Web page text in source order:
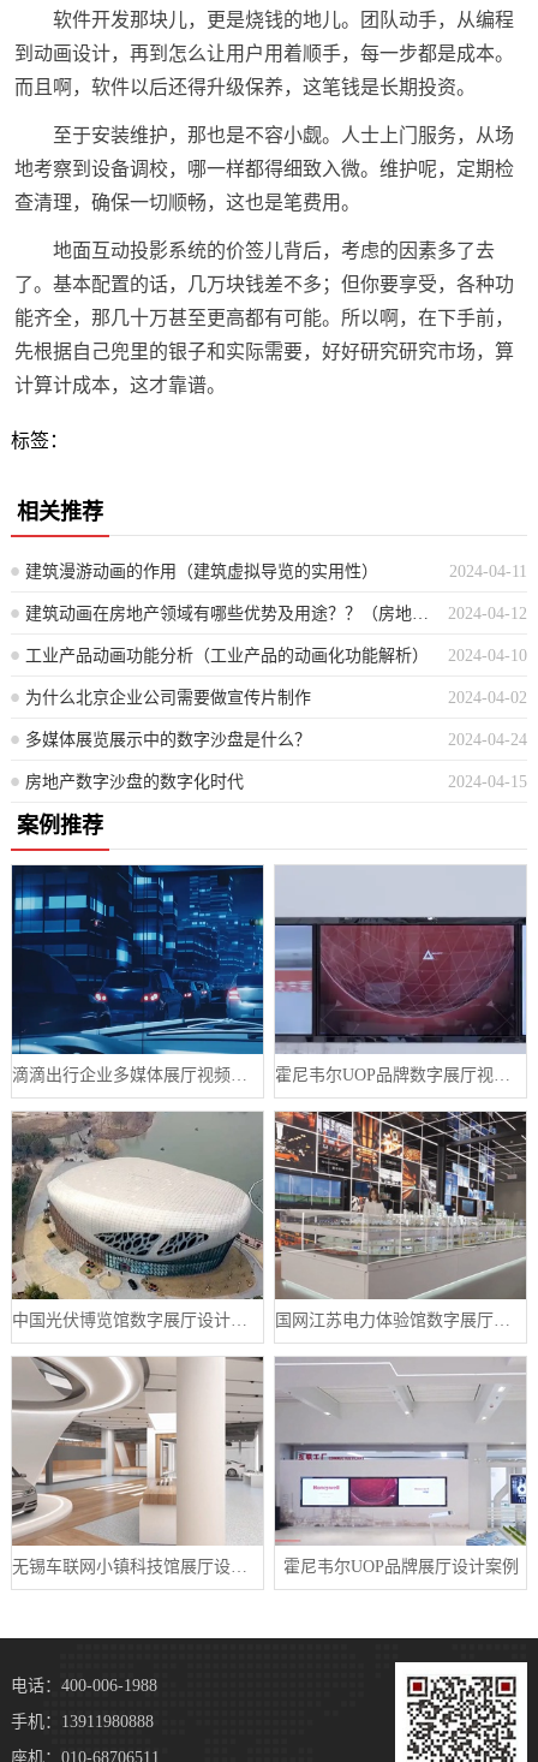
软件开发那块儿，更是烧钱的地儿。团队动手，从编程
到动画设计，再到怎么让用户用着顺手，每一步都是成本。
而且啊，软件以后还得升级保养，这笔钱是长期投资。
至于安装维护，那也是不容小觑。人士上门服务，从场
地考察到设备调校，哪一样都得细致入微。维护呢，定期检
查清理，确保一切顺畅，这也是笔费用。
地面互动投影系统的价签儿背后，考虑的因素多了去
了。基本配置的话，几万块钱差不多；但你要享受，各种功
能齐全，那几十万甚至更高都有可能。所以啊，在下手前，
先根据自己兜里的银子和实际需要，好好研究研究市场，算
计算计成本，这才靠谱。
标签：
相关推荐
2024-04-11
建筑漫游动画的作用（建筑虚拟导览的实用性）
2024-04-12
建筑动画在房地产领域有哪些优势及用途？？（房地产行业如何利用与应用建筑动画的效益与功能？）
2024-04-10
工业产品动画功能分析（工业产品的动画化功能解析）
2024-04-02
为什么北京企业公司需要做宣传片制作
2024-04-24
多媒体展览展示中的数字沙盘是什么？
2024-04-15
房地产数字沙盘的数字化时代
案例推荐
滴滴出行企业多媒体展厅视频制作案例
中国光伏博览馆数字展厅设计案例 国网江苏电力体验馆数字展厅案例
无锡车联网小镇科技馆展厅设计案例 霍尼韦尔UOP品牌展厅设计案例
电话：400-006-1988
手机：13911980888
座机：010-68706511